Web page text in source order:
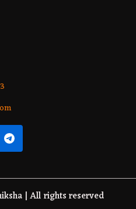
| All rights reserved